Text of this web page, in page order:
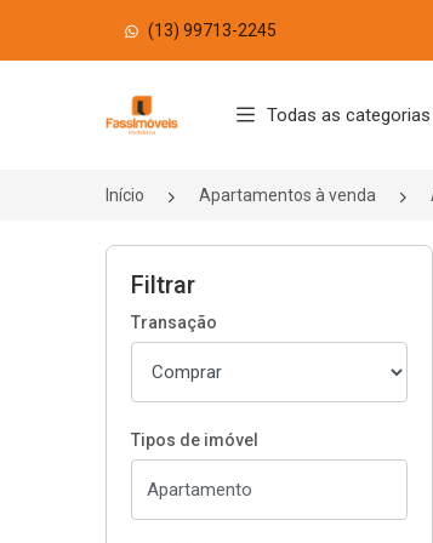
(13) 99713-2245
Página inicial
Todas as categorias
Início Apartamentos à venda
Filtrar
Transação
Tipos de imóvel